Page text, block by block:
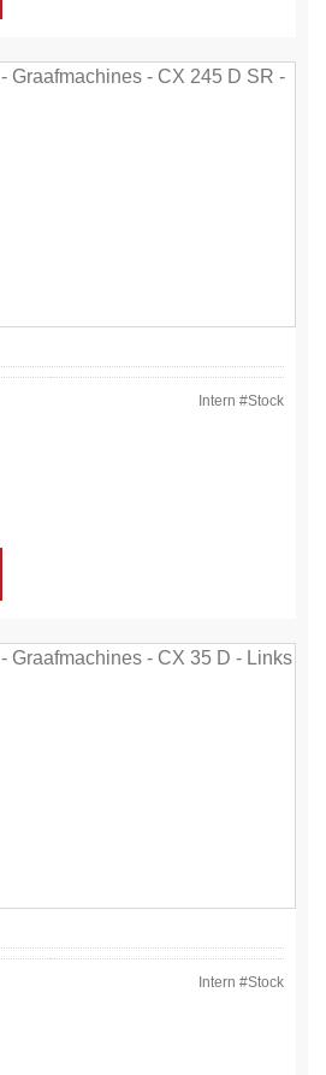
Intern #Stock
Intern #Stock